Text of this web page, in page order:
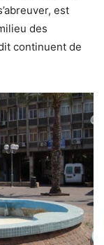
est
des
continuent de